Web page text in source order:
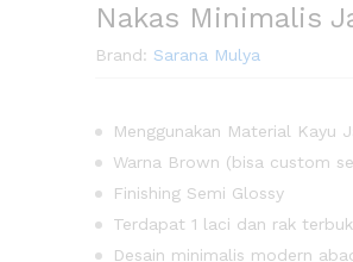
Nakas Minimalis
Brand: Sarana Mulya
Menggunakan Material Kayu
Warna Brown (bisa custom
Finishing Semi Glossy
Terdapat 1 laci dan rak
Desain minimalis modern